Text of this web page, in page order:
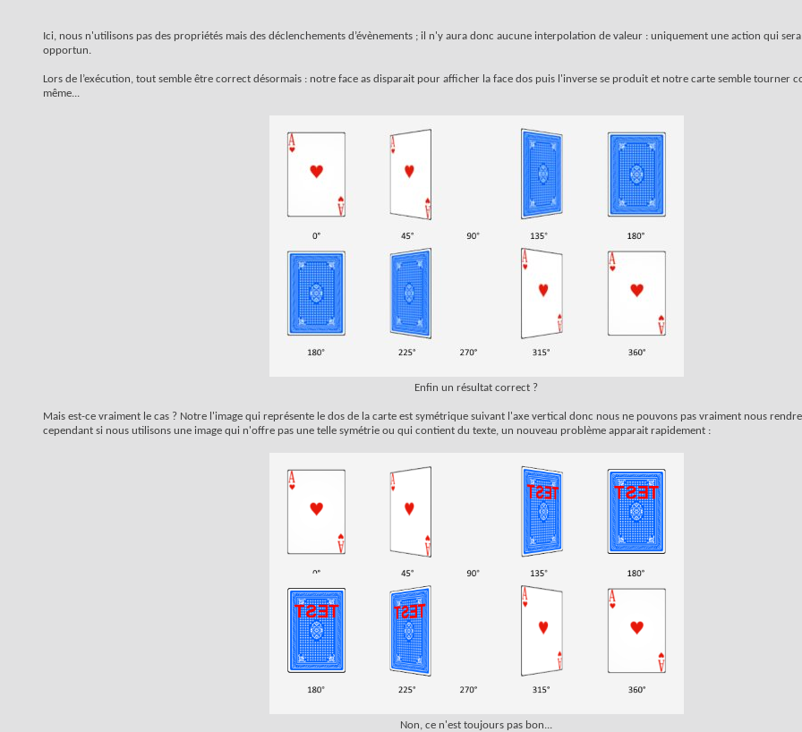
Ici, nous n'utilisons pas des propriétés mais des déclenchements d’évènements ; il n'y aura donc aucune interpolation de valeur : uniquement une action qui
opportun.
Lors de l’exécution, tout semble être correct désormais : notre face as disparait pour afficher la face dos puis l'inverse se produit et notre carte semble tourner
même...
Enfin un résultat correct ?
Mais est-ce vraiment le cas ? Notre l'image qui représente le dos de la carte est symétrique suivant l'axe vertical donc nous ne pouvons pas vraiment nous
cependant si nous utilisons une image qui n'offre pas une telle symétrie ou qui contient du texte, un nouveau problème apparait rapidement :
Non, ce n'est toujours pas bon...